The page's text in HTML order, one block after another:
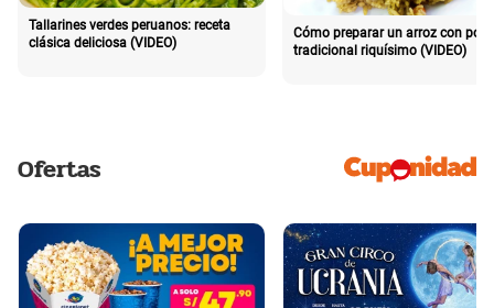
Tallarines verdes peruanos: receta
clásica deliciosa (VIDEO)
Cómo preparar un arroz con pollo
tradicional riquísimo (VIDEO)
Ofertas